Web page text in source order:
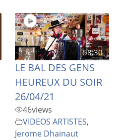
58:30
LE BAL DES GENS
HEUREUX DU SOIR
26/04/21
46views
VIDEOS ARTISTES,
Jerome Dhainaut